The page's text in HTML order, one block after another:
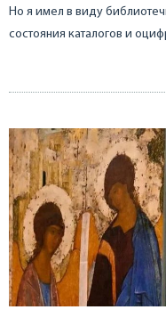
Но я имел в виду
состояния каталогов и